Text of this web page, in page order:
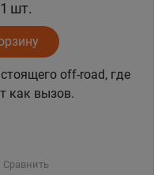
шт.
off-road, где
как вызов.
Сравнить